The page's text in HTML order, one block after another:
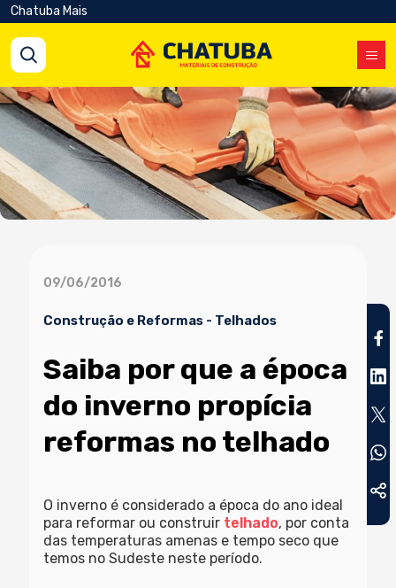
Chatuba Mais
09/06/2016
Construção e Reformas - Telhados
Saiba por que a época
do inverno propícia
reformas no telhado
O inverno é considerado a época do ano ideal
para reformar ou construir telhado, por conta
das temperaturas amenas e tempo seco que
temos no Sudeste neste período.